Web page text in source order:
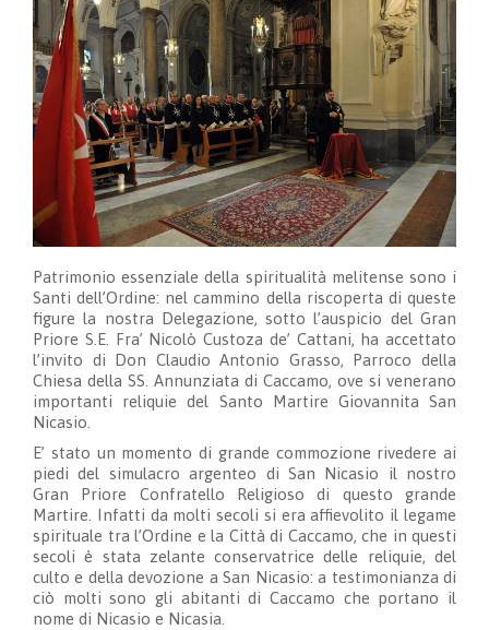
Patrimonio essenziale della spiritualità melitense sono i
Santi dell’Ordine: nel cammino della riscoperta di queste
figure la nostra Delegazione, sotto l’auspicio del Gran
Priore S.E. Fra’ Nicolò Custoza de’ Cattani, ha accettato
l’invito di Don Claudio Antonio Grasso, Parroco della
Chiesa della SS. Annunziata di Caccamo, ove si venerano
importanti reliquie del Santo Martire Giovannita San
Nicasio.
E’ stato un momento di grande commozione rivedere ai
piedi del simulacro argenteo di San Nicasio il nostro
Gran Priore Confratello Religioso di questo grande
Martire. Infatti da molti secoli si era affievolito il legame
spirituale tra l’Ordine e la Città di Caccamo, che in questi
secoli è stata zelante conservatrice delle reliquie, del
culto e della devozione a San Nicasio: a testimonianza di
ciò molti sono gli abitanti di Caccamo che portano il
nome di Nicasio e Nicasia.